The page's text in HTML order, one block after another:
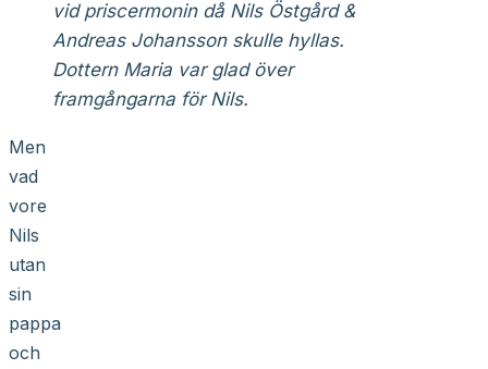
vid priscermonin då Nils Östgård &
Andreas Johansson skulle hyllas.
Dottern Maria var glad över
framgångarna för Nils.
Men
vad
vore
Nils
utan
sin
pappa
och